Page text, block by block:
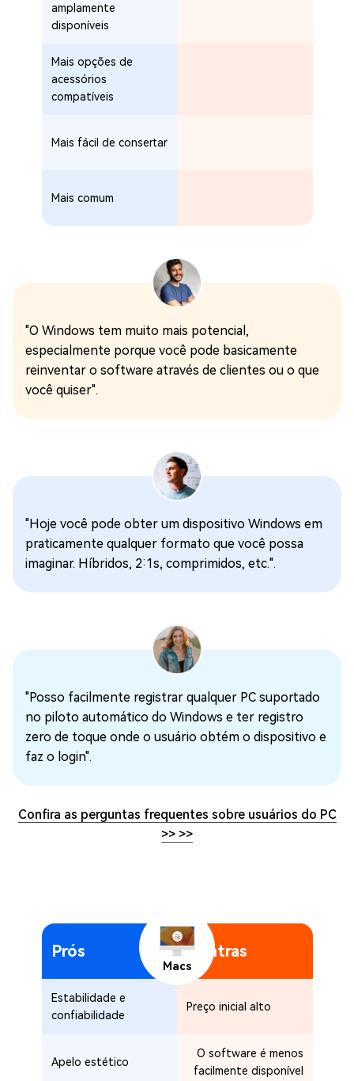
amplamente
disponíveis
Mais opções de
acessórios
compatíveis
Mais fácil de consertar
Mais comum
"O Windows tem muito mais potencial,
especialmente porque você pode basicamente
reinventar o software através de clientes ou o que
você quiser".
"Hoje você pode obter um dispositivo Windows em
praticamente qualquer formato que você possa
imaginar. Híbridos, 2:1s, comprimidos, etc.".
"Posso facilmente registrar qualquer PC suportado
no piloto automático do Windows e ter registro
zero de toque onde o usuário obtém o dispositivo e
faz o login".
Confira as perguntas frequentes sobre usuários do PC
>> >>
Macs
Prós Contras
Estabilidade e
confiabilidade
Preço inicial alto
Apelo estético
O software é menos
facilmente disponível